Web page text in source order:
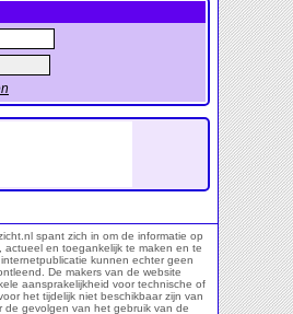
spant zich in om de informatie op
actueel en toegankelijk te maken en te
kunnen echter geen
De makers van de website
aansprakelijkheid voor technische of
het tijdelijk niet beschikbaar zijn van
de gevolgen van het gebruik van de